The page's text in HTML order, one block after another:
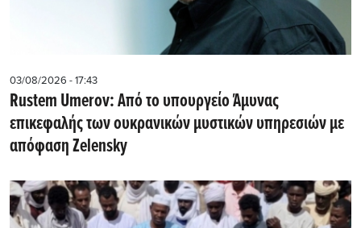
03/08/2026 - 17:43
Rustem Umerov: Από το υπουργείο Άμυνας
επικεφαλής των ουκρανικών μυστικών υπηρεσιών με
απόφαση Zelensky